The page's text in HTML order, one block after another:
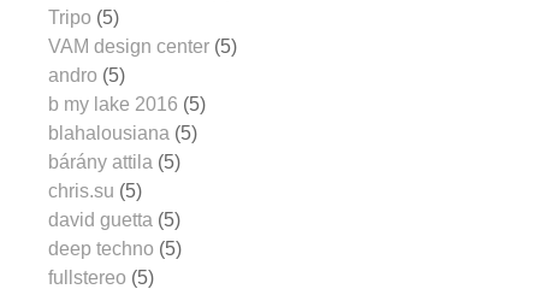
Tripo (5)
VAM design center (5)
andro (5)
b my lake 2016 (5)
blahalousiana (5)
bárány attila (5)
chris.su (5)
david guetta (5)
deep techno (5)
fullstereo (5)